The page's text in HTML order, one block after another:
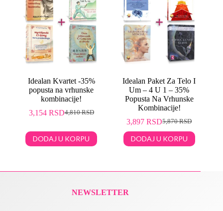
Idealan Kvartet -35%
popusta na vrhunske
kombinacije!
4,810RSD
3,154 RSD
DODAJ U KORPU
Idealan Paket Za Telo I
Um – 4 U 1 – 35%
Popusta Na Vrhunske
Kombinacije!
5,870RSD
3,897RSD
DODAJ U KORPU
NEWSLETTER